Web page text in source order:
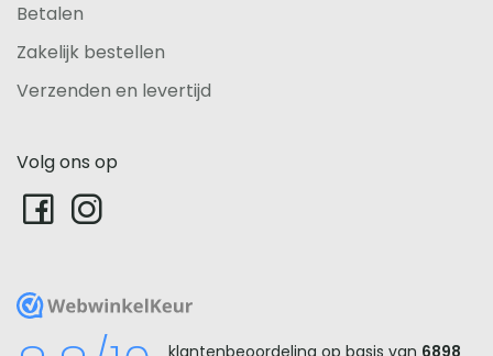
Betalen
Zakelijk bestellen
Verzenden en levertijd
Volg ons op
WebwinkelKeur